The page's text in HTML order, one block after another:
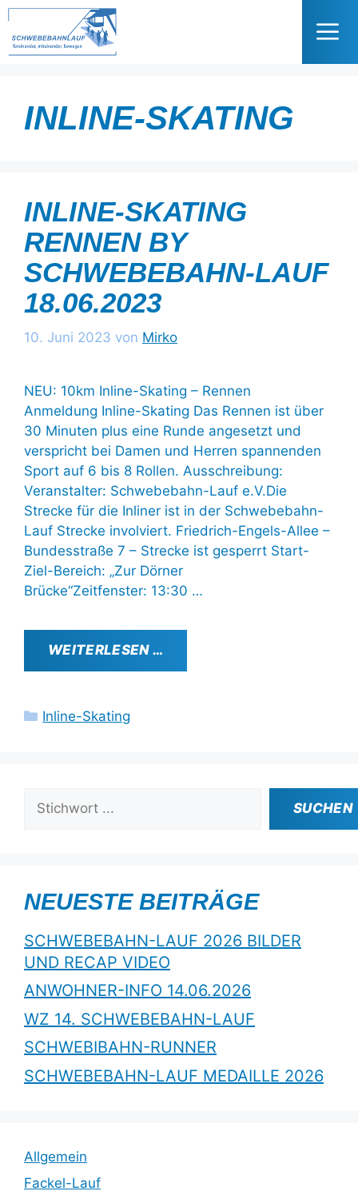
Zum
springen
INLINE-SKATING
INLINE-SKATING
RENNEN BY
SCHWEBEBAHN-LAUF
18.06.2023
10. Juni 2023 von Mirko
NEU: 10km Inline-Skating – Rennen
Anmeldung Inline-Skating Das Rennen ist über
30 Minuten plus eine Runde angesetzt und
verspricht bei Damen und Herren spannenden
Sport auf 6 bis 8 Rollen. Ausschreibung:
Veranstalter: Schwebebahn-Lauf e.V.Die
Strecke für die Inliner ist in der Schwebebahn-
Lauf Strecke involviert. Friedrich-Engels-Allee –
Bundesstraße 7 – Strecke ist gesperrt Start-
Ziel-Bereich: „Zur Dörner
Brücke“Zeitfenster: 13:30 …
WEITERLESEN …
Kategorien
Inline-Skating
SUCHEN
NEUESTE BEITRÄGE
SCHWEBEBAHN-LAUF 2026 BILDER
UND RECAP VIDEO
ANWOHNER-INFO 14.06.2026
WZ 14. SCHWEBEBAHN-LAUF
SCHWEBIBAHN-RUNNER
SCHWEBEBAHN-LAUF MEDAILLE 2026
Allgemein
Fackel-Lauf